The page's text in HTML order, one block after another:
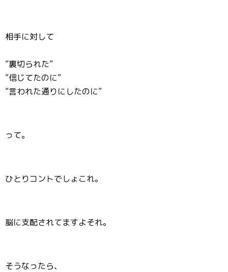
相手に対して
”裏切られた”
”信じてたのに”
”言われた通りにしたのに”
って。
ひとりコントでしょこれ。
脳に支配されてますよそれ。
そうなったら、